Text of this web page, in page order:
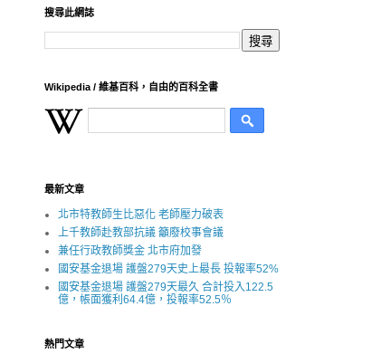
搜尋此網誌
Wikipedia / 維基百科，自由的百科全書
最新文章
北市特教師生比惡化 老師壓力破表
上千教師赴教部抗議 籲廢校事會議
兼任行政教師獎金 北市府加發
國安基金退場 護盤279天史上最長 投報率52%
國安基金退場 護盤279天最久 合計投入122.5
億，帳面獲利64.4億，投報率52.5％
熱門文章